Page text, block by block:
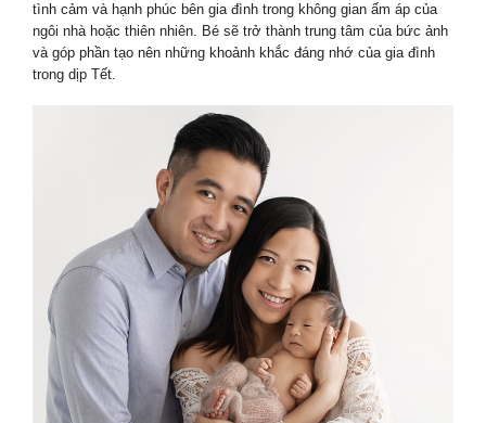
tình cảm và hạnh phúc bên gia đình trong không gian ấm áp của
ngôi nhà hoặc thiên nhiên. Bé sẽ trở thành trung tâm của bức ảnh
và góp phần tạo nên những khoảnh khắc đáng nhớ của gia đình
trong dịp Tết.